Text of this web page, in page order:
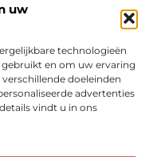
uw
technologieën
en om uw ervaring
doeleinden
advertenties
vindt u in ons